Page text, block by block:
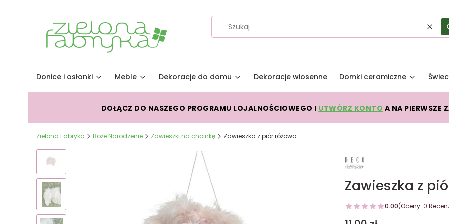
Donice i osłonki Meble Dekoracje do domu Dekoracje wiosenne Domki ceramiczne
DOŁĄCZ DO NASZEGO PROGRAMU LOJALNOŚCIOWEGO I UTWÓRZ KONTO A NA PIERWSZE
Zielona Fabryka Boże Narodzenie Zawieszki na choinkę Zawieszka z piór różowa
Zawieszka z
0.00(Oceny: 0